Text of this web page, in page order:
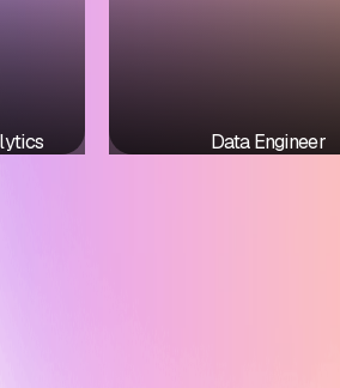
Data Engineer